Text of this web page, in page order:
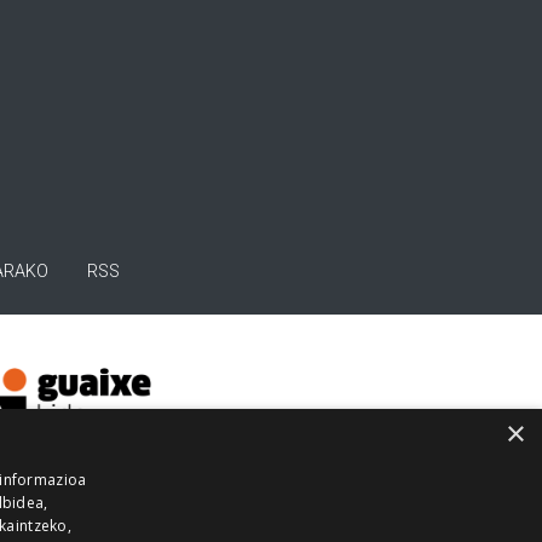
RSS
×